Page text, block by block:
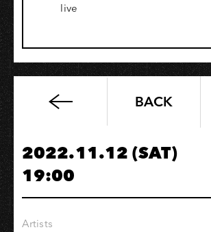
live
勻
神
霓
尊-
BACK
2022.11.12 (SAT)
19:00
Artists